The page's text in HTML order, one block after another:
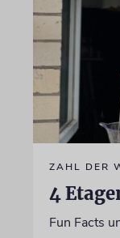
ZAHL DER
4
Fun Facts